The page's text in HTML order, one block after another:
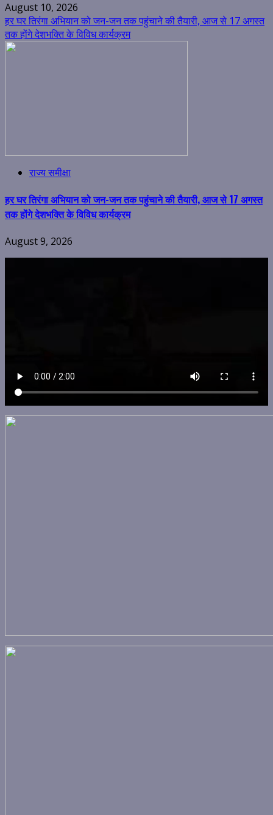
August 10, 2026
हर घर तिरंगा अभियान को जन-जन तक पहुंचाने की तैयारी, आज से 17 अगस्त
तक होंगे देशभक्ति के विविध कार्यक्रम
राज्य समीक्षा
हर घर तिरंगा अभियान को जन-जन तक पहुंचाने की तैयारी, आज से 17 अगस्त
तक होंगे देशभक्ति के विविध कार्यक्रम
August 9, 2026